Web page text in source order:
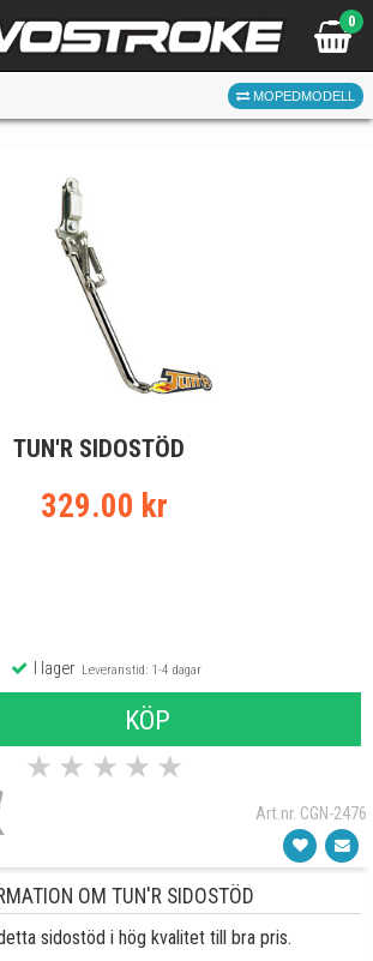
0
MOPEDMODELL
FÖR RÄTT DELAR
butiken visa delar för vald moped
TUN'R SIDOSTÖD
329.00 kr
I lagerLeveranstid: 1-4 dagar
KÖP
★ ★ ★ ★ ★
Art.nr. CGN-2476
OM TUN'R SIDOSTÖD
sidostöd i hög kvalitet till bra pris.